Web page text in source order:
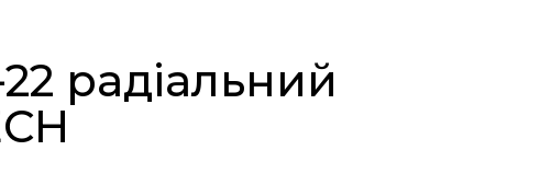
радіальний